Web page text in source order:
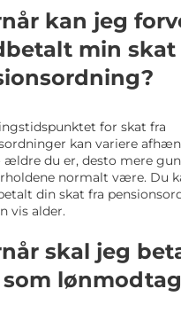
kan jeg
min skat
for skat fra
kan variere
ældre du er, desto mere
normalt være. Du
din skat fra
vis alder.
skal jeg